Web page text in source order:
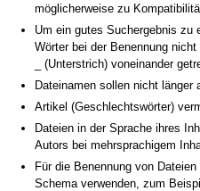
möglicherweise zu
Um ein gutes Suchergebnis zu
Wörter bei der Benennung
_ (Unterstrich) voneinander
Dateinamen sollen nicht länger
Artikel (Geschlechtswörter)
Dateien in der Sprache ihres
Autors bei mehrsprachigem
Für die Benennung von
Schema verwenden, zum